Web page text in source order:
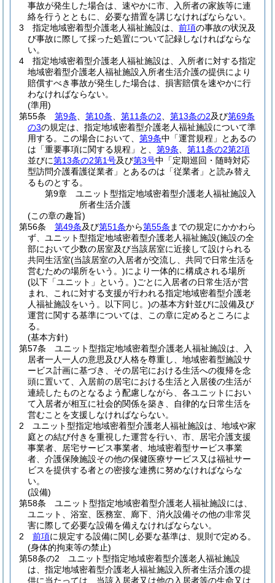
事故が発生した場合は、速やかに市、入所者の家族等に連
絡を行うとともに、必要な措置を講じなければならない。
3
指定地域密着型介護老人福祉施設は、 前項の事故の状況及
び事故に際して採った処置について記録しなければならな
い。
4
指定地域密着型介護老人福祉施設は、入所者に対する指定
地域密着型介護老人福祉施設入所者生活介護の提供により
賠償すべき事故が発生した場合は、損害賠償を速やかに行
わなければならない。
(準用)
第55条
第9条 第10条 第11条の2 第13条の2及び第69条
の3の規定は、指定地域密着型介護老人福祉施設について準
用する。
この場合において、 第9条中「運営規程」とあるの
は「重要事項に関する規程」と、 第9条
第11条の2第2項
並びに第13条の2第1号及び第3号中「定期巡回・随時対応
型訪問介護看護従業者」とあるのは「従業者」と読み替え
るものとする。
第9章
ユニット型指定地域密着型介護老人福祉施設入
所者生活介護
(この章の趣旨)
第56条
第49条及び第51条から第55条 までの規定にかかわら
ず、ユニット型指定地域密着型介護老人福祉施設(施設の全
部において少数の居室及び当該居室に近接して設けられる
共同生活室(当該居室の入居者が交流し、共同で日常生活を
営むための場所をいう。)により一体的に構成される場所
(以下「ユニット」という。)ごとに入居者の日常生活が営
まれ、これに対する支援が行われる指定地域密着型介護老
人福祉施設をいう。以下同じ。)の基本方針並びに設備及び
運営に関する基準については、この章に定めるところによ
る。
(基本方針)
第57条
ユニット型指定地域密着型介護老人福祉施設は、入
居者一人一人の意思及び人格を尊重し、地域密着型施設サ
ービス計画に基づき、その居宅における生活への復帰を念
頭に置いて、入居前の居宅における生活と入居後の生活が
連続したものとなるよう配慮しながら、各ユニットにおい
て入居者が相互に社会的関係を築き、自律的な日常生活を
営むことを支援しなければならない。
2
ユニット型指定地域密着型介護老人福祉施設は、地域や家
庭との結び付きを重視した運営を行い、市、居宅介護支援
事業者、居宅サービス事業者、地域密着型サービス事業
者、介護保険施設その他の保健医療サービス又は福祉サー
ビスを提供する者との密接な連携に努めなければならな
い。
(設備)
第58条
ユニット型指定地域密着型介護老人福祉施設には、
ユニット、浴室、医務室、廊下、消火設備その他の非常災
害に際して必要な設備を備えなければならない。
2
前項に規定する設備に関し必要な基準は、規則で定める。
(身体的拘束等の禁止)
第58条の2
ユニット型指定地域密着型介護老人福祉施設
は、指定地域密着型介護老人福祉施設入所者生活介護の提
供に当たっては、当該入居者又は他の入居者等の生命又は